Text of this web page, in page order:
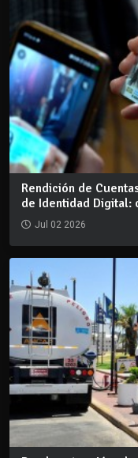
Rendición de
de Identidad Digital:
Jul 02 2026